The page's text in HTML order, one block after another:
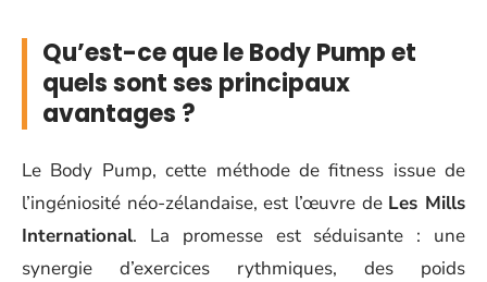
Qu’est-ce que le Body Pump et
quels sont ses principaux
avantages ?
Le Body Pump, cette méthode de fitness issue de
l’ingéniosité néo-zélandaise, est l’œuvre de Les Mills
International. La promesse est séduisante : une
synergie d’exercices rythmiques, des poids